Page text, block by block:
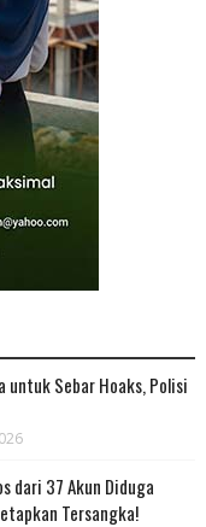
untuk Sebar Hoaks, Polisi
dari 37 Akun Diduga
Tersangka!